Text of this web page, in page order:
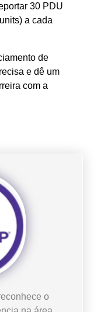
30 PDU
a cada
de
e dê um
com a
o